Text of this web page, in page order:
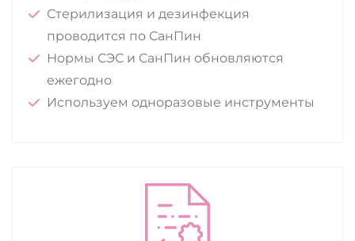
Стерилизация и дезинфекция
проводится по СанПин
Нормы СЭС и СанПин обновляются
ежегодно
Используем одноразовые инструменты